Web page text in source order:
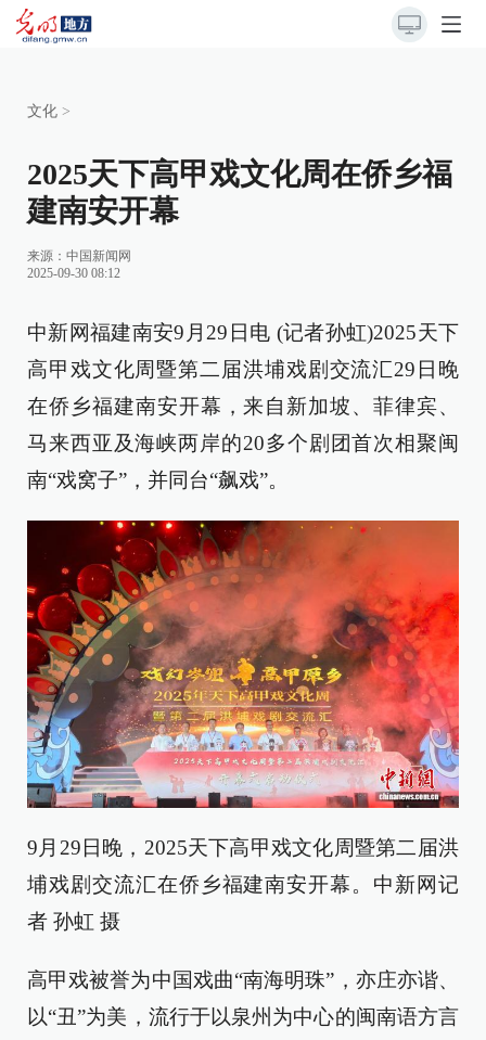
文化 >
2025天下高甲戏文化周在侨乡福
建南安开幕
来源： 中国新闻网
2025-09-30 08:12
中新网福建南安9月29日电 (记者孙虹)2025天下
高甲戏文化周暨第二届洪埔戏剧交流汇29日晚
在侨乡福建南安开幕，来自新加坡、菲律宾、
马来西亚及海峡两岸的20多个剧团首次相聚闽
南“戏窝子”，并同台“飙戏”。
9月29日晚，2025天下高甲戏文化周暨第二届洪
埔戏剧交流汇在侨乡福建南安开幕。中新网记
者 孙虹 摄
高甲戏被誉为中国戏曲“南海明珠”，亦庄亦谐、
以“丑”为美，流行于以泉州为中心的闽南语方言